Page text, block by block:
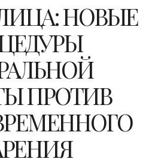
НОВЫЕ
ПРОТИВ